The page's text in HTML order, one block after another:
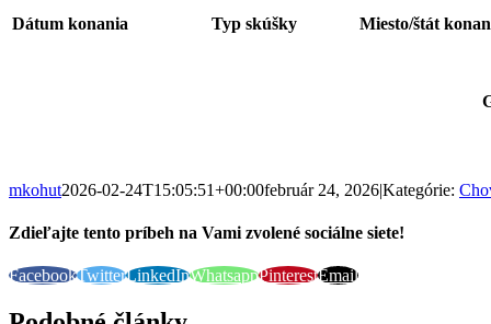
Dátum konania Typ skúšky Miesto/štát
mkohut2026-02-24T15:05:51+00:00február 24, 2026|Kategórie:
Zdieľajte tento príbeh na Vami zvolené sociálne siete!
FacebookTwitterLinkedInWhatsappPinterestEmail